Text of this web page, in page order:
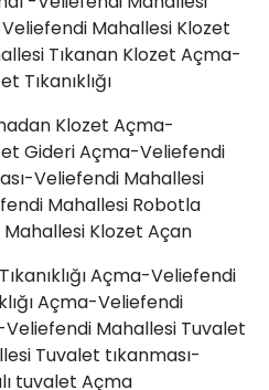
Veliefendi Mahallesi Klozet
Tıkanan Klozet Açma-
Tıkanıklığı
Klozet Açma-
Gideri Açma-Veliefendi
Veliefendi Mahallesi
Mahallesi Robotla
Klozet Açan
Açma-Veliefendi
Açma-Veliefendi
Veliefendi Mahallesi Tuvalet
Tuvalet tıkanması-
tuvalet Açma